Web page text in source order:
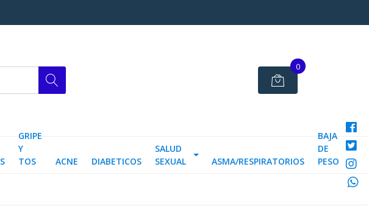
0
GRIPE
Y
TOS
ACNE DIABETICOS
SALUD
SEXUAL
ASMA/RESPIRATORIOS
BAJA
DE
PESO